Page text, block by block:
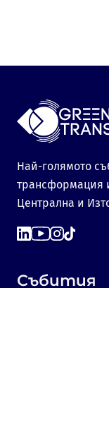
Най-голямото
трансформация
Централна и
Събития